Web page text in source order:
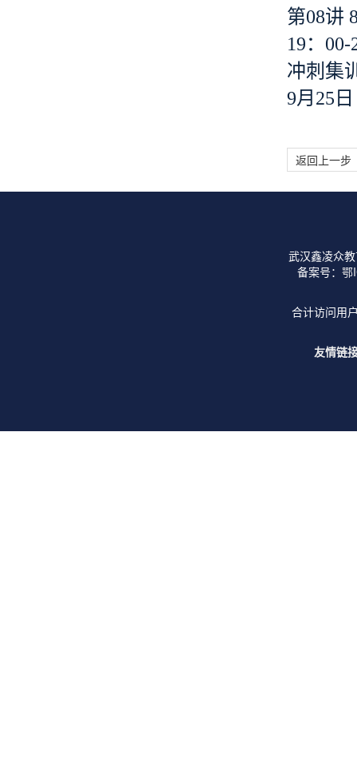
第08讲
19：00-
冲刺集
9月25日
返回上一步
武汉鑫凌众
备案号： 鄂
合计访问用
友情链